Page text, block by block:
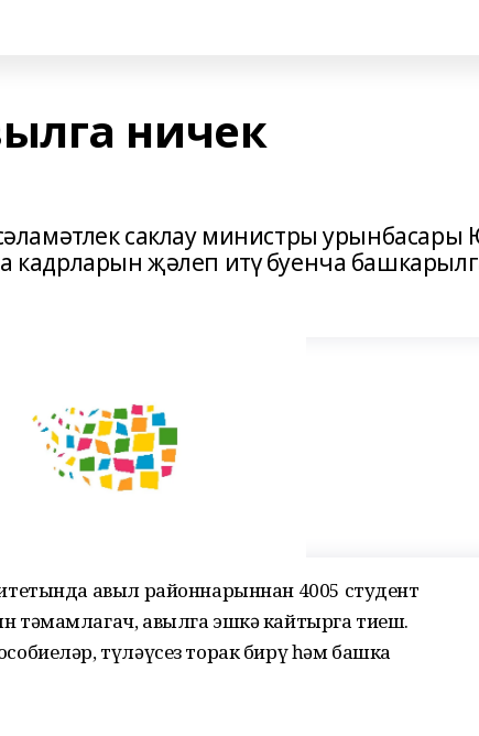
ничек
саклау министры урынбасары
кадрларын җәлеп итү буенча
авыл районнарыннан 4005 студент
тәмамлагач, авылга эшкә кайтырга тиеш.
түләүсез торак бирү һәм башка